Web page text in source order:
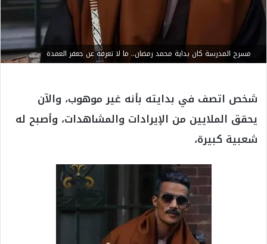
مسرح المدرسة كان بداية محمد رمضان.. ما لا تعرفه عن جعفر العمدة
شخص اتصف في بدايته بأنه غير موهوب، والآن
يحقق الملايين من الإيرادات والمشاهدات، وأصبح له
شعبية كبيرة،